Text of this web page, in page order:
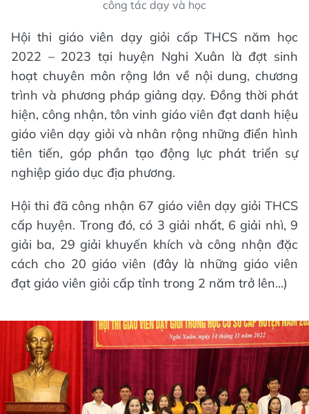
công tác dạy và học
Hội thi giáo viên dạy giỏi cấp THCS năm học
2022 – 2023 tại huyện Nghi Xuân là đợt sinh
hoạt chuyên môn rộng lớn về nội dung, chương
trình và phương pháp giảng dạy. Đồng thời phát
hiện, công nhận, tôn vinh giáo viên đạt danh hiệu
giáo viên dạy giỏi và nhân rộng những điển hình
tiên tiến, góp phần tạo động lực phát triển sự
nghiệp giáo dục địa phương.
Hội thi đã công nhận 67 giáo viên dạy giỏi THCS
cấp huyện. Trong đó, có 3 giải nhất, 6 giải nhì, 9
giải ba, 29 giải khuyến khích và công nhận đặc
cách cho 20 giáo viên (đây là những giáo viên
đạt giáo viên giỏi cấp tỉnh trong 2 năm trở lên...)